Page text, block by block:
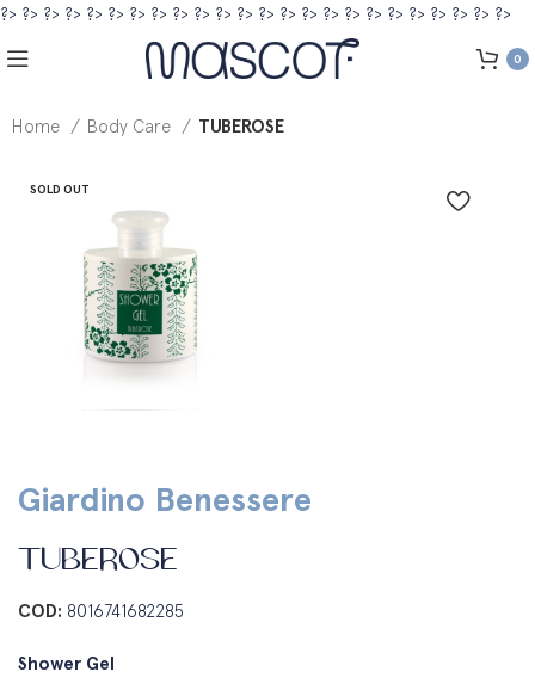
?> ?> ?> ?> ?> ?> ?> ?> ?> ?> ?> ?> ?> ?> ?> ?> ?> ?> ?> ?> ?> ?> ?> ?>
0
Home Body Care TUBEROSE
SOLD OUT
Giardino Benessere
TUBEROSE
COD: 8016741682285
Shower Gel